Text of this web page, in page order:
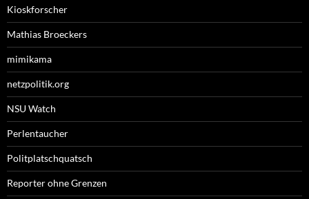
Kioskforscher
Mathias Broeckers
mimikama
netzpolitik.org
NSU Watch
Perlentaucher
Politplatschquatsch
Reporter ohne Grenzen